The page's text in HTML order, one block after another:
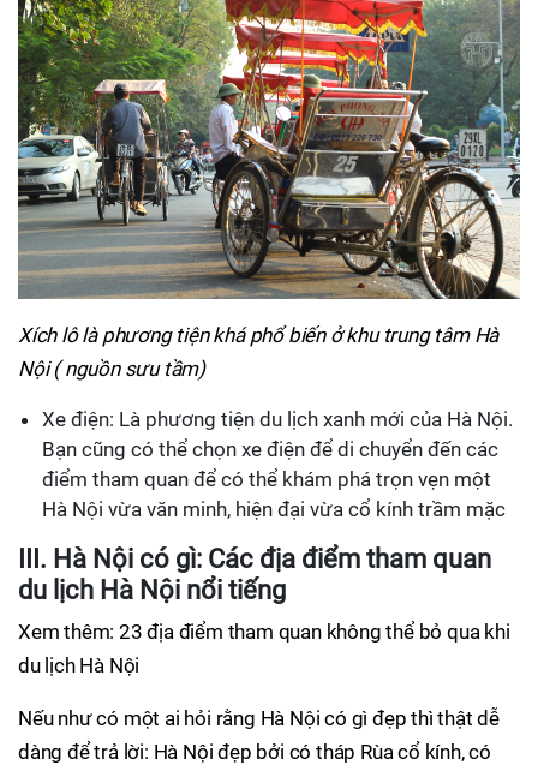
Xích lô là phương tiện khá phổ biến ở khu trung tâm Hà
Nội ( nguồn sưu tầm)
Xe điện: Là phương tiện du lịch xanh mới của Hà Nội.
Bạn cũng có thể chọn xe điện để di chuyển đến các
điểm tham quan để có thể khám phá trọn vẹn một
Hà Nội vừa văn minh, hiện đại vừa cổ kính trầm mặc
III. Hà Nội có gì: Các địa điểm tham quan
du lịch Hà Nội nổi tiếng
Xem thêm: 23 địa điểm tham quan không thể bỏ qua khi
du lịch Hà Nội
Nếu như có một ai hỏi rằng Hà Nội có gì đẹp thì thật dễ
dàng để trả lời: Hà Nội đẹp bởi có tháp Rùa cổ kính, có